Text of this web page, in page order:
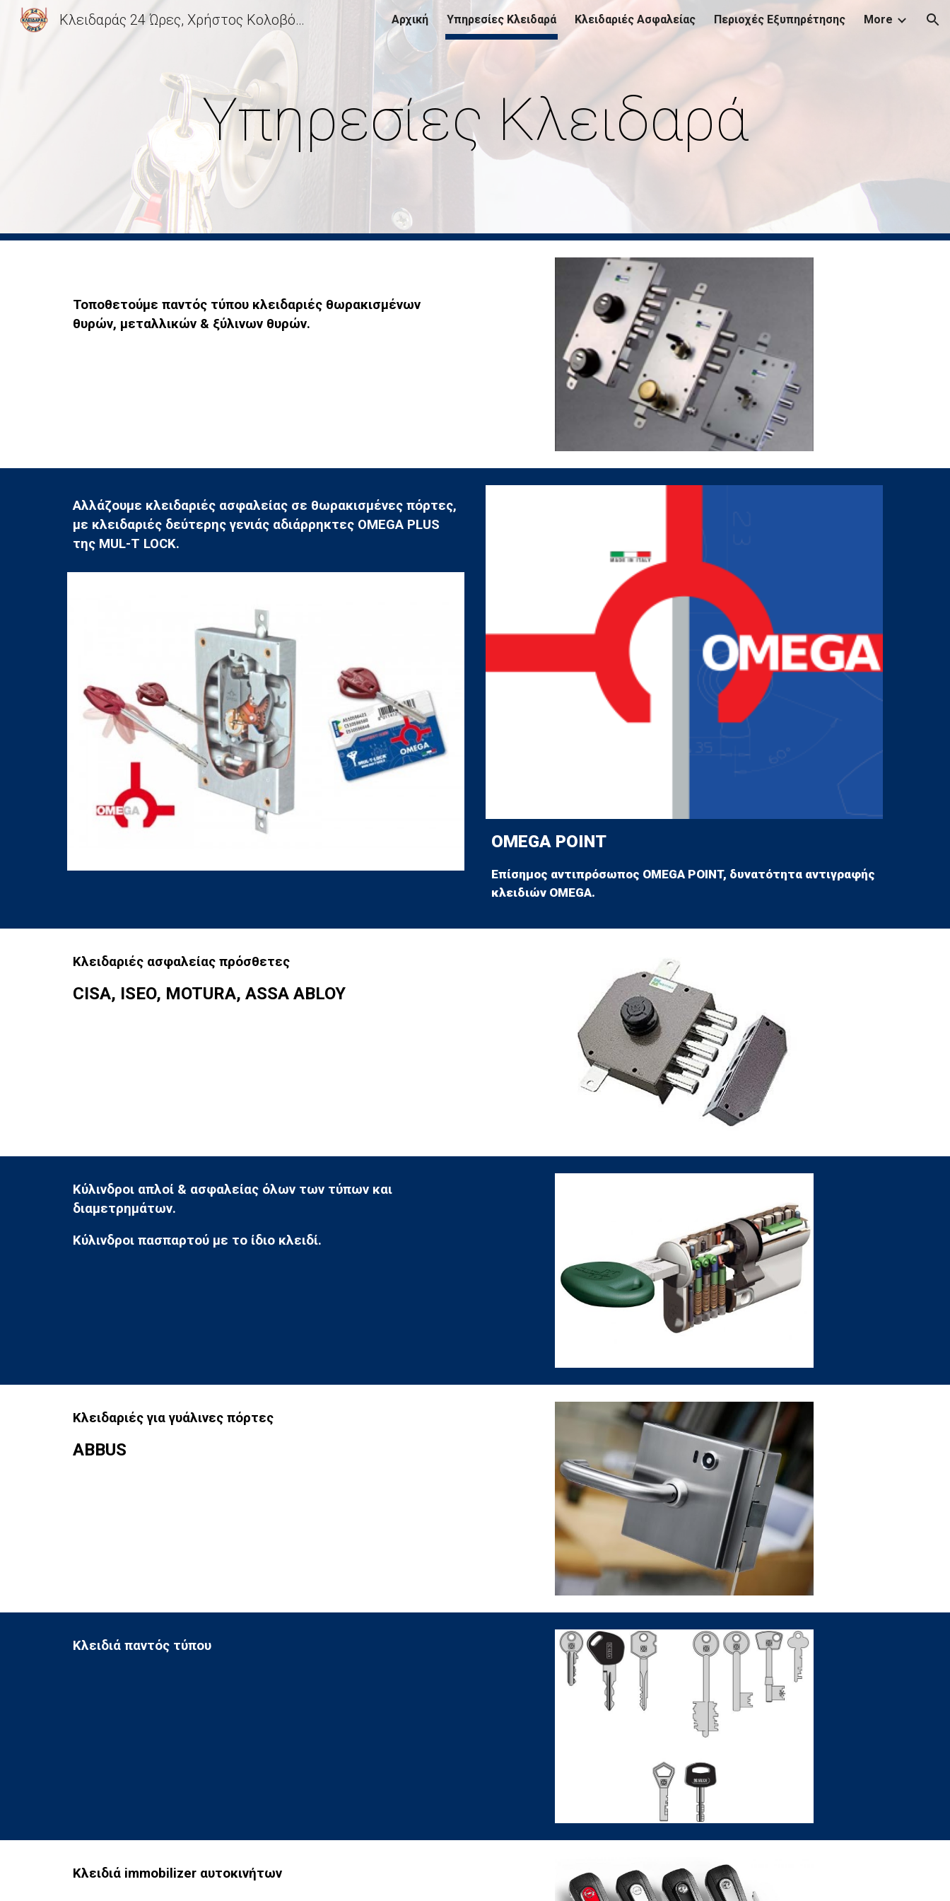
Skip to main content Skip to navigation
Κλειδαράς 24 Ώρες, Χρήστος Κολοβός | Κλειδαράς, Κλειδαράδες Αγία Παρασκευή, Χολαργός, Χαλάνδρι, Μαρούσι, Παπάγου, Βριλήσσια, Αμπελόκηποι, Κατεχάκη, Βόρεια Προάστια, Κλειδαράς, Κλειδαράδες, Ανοίγματα Κλειδαριών, Κλειδαριές Ασφαλείας: 2106547747 - 2106441111 - 6944756666 Αρχική Υπηρεσίες Κλειδαρά Κλειδαριές Ασφαλείας Περιοχές Εξυπηρέτησης More
Υπηρεσίες Κλειδαρά
Τοποθετούμε παντός τύπου κλειδαριές θωρακισμένων
θυρών, μεταλλικών & ξύλινων θυρών.
Αλλάζουμε κλειδαριές ασφαλείας σε θωρακισμένες πόρτες,
με κλειδαριές δεύτερης γενιάς αδιάρρηκτες OMEGA PLUS
της MUL-T LOCK.
OMEGA POINT
Επίσημος αντιπρόσωπος OMEGA POINT, δυνατότητα αντιγραφής
κλειδιών OMEGA.
Κλειδαριές ασφαλείας πρόσθετες
CISA, ISEO, MOTURA, ASSA ABLOY
Κύλινδροι απλοί & ασφαλείας όλων των τύπων και
διαμετρημάτων.
Κύλινδροι πασπαρτού με το ίδιο κλειδί.
Κλειδαριές για γυάλινες πόρτες
ABBUS
Κλειδιά παντός τύπου
Κλειδιά immobilizer αυτοκινήτων